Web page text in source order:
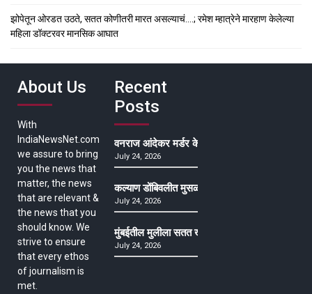
झोपेतून ओरडत उठते, सतत कोणीतरी मारत असल्याचं….; रमेश म्हात्रेने मारहाण केलेल्या
महिला डॉक्टरवर मानसिक आघात
About Us
With
IndiaNewsNet.com
we assure to bring
you the news that
matter, the news
that are relevant &
the news that you
should know. We
strive to ensure
that every ethos
of journalism is
met.
Recent
Posts
वनराज आंदेकर मर्डर केसमधील साक्षीदाराची हत्या,
July 24, 2026
कल्याण डोंबिवलीत मुसळधार ते अतिमुसळधार पाऊस,
July 24, 2026
मुंबईतील मुलीला सतत खोकला अन् ताप, ७ वर्षे उपचार
July 24, 2026